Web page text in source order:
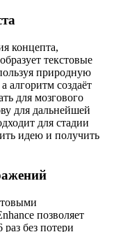
концепта,
текстовые
природную
алгоритм создаёт
для мозгового
для дальнейшей
для стадии
идею и получить
позволяет
без потери